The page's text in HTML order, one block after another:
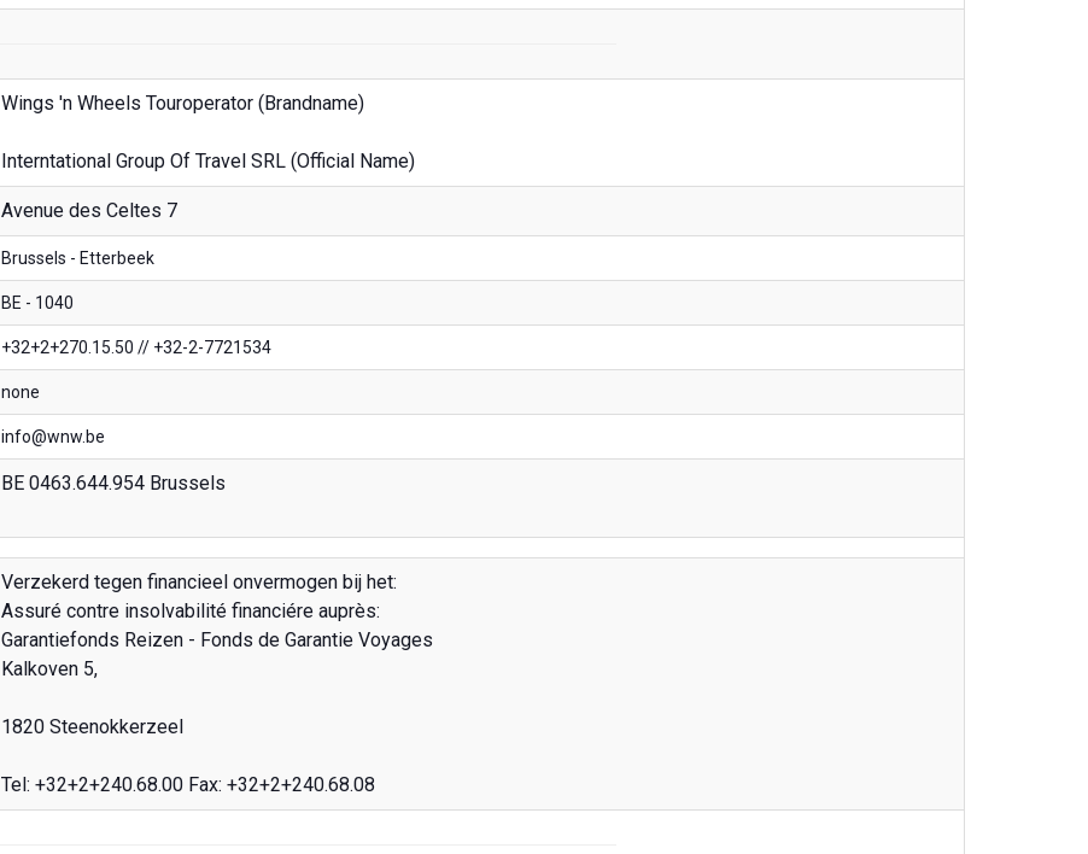
Wings 'n Wheels Touroperator (Brandname)
Interntational Group Of Travel SRL (Official Name)
Avenue des Celtes 7
Brussels - Etterbeek
BE - 1040
+32+2+270.15.50 // +32-2-7721534
none
info@wnw.be
BE 0463.644.954 Brussels
Verzekerd tegen financieel onvermogen bij het:
Assuré contre insolvabilité financiére auprès:
Garantiefonds Reizen - Fonds de Garantie Voyages
Kalkoven 5,
1820 Steenokkerzeel
Tel: +32+2+240.68.00 Fax: +32+2+240.68.08